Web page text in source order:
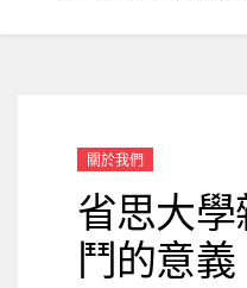
關於我們
省思大
鬥的意義